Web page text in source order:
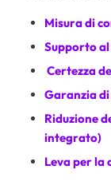
Misura di
Supporto
Certezza
Garanzia
Riduzione
integrato)
Leva per la